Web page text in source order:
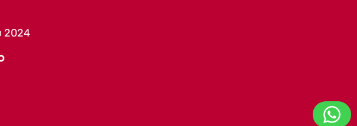
2024 כל הזכויות שמורות לגל גפן